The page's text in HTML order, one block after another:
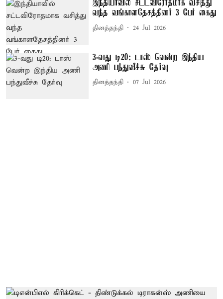
இந்தியாவில் சட்டவிரோதமாக வசித்து
வந்த வங்காளதேசத்தினர் 3 பேர் கைது
தினத்தந்தி 24 Jul 2026
3-வது டி20: டாஸ் வென்ற இந்திய
அணி பந்துவீச்சு தேர்வு
தினத்தந்தி 07 Jul 2026